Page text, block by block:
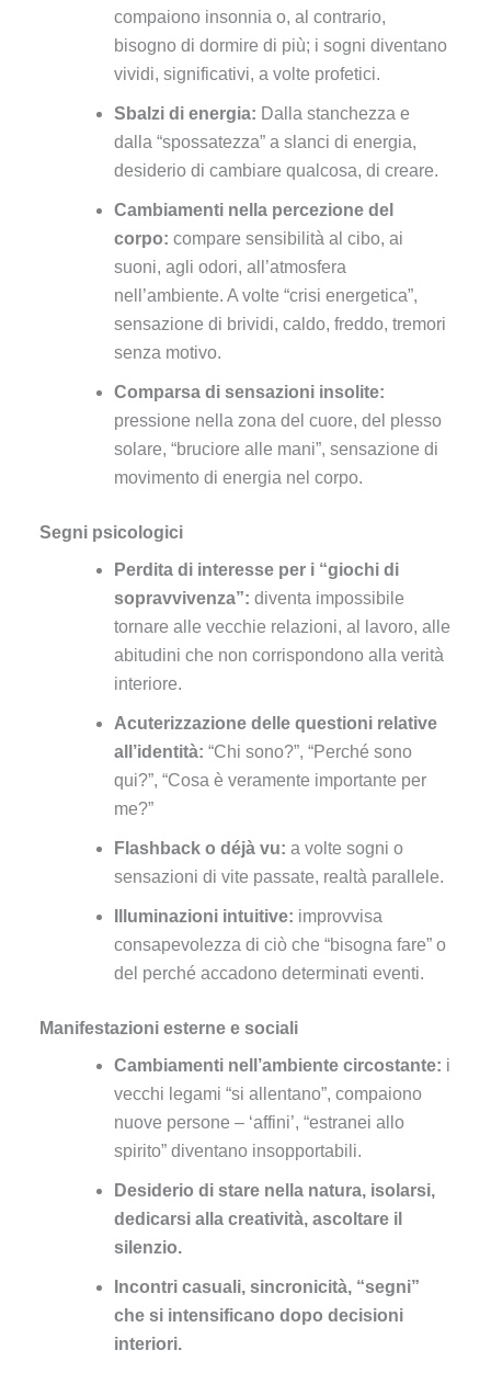
compaiono insonnia o, al contrario,
bisogno di dormire di più; i sogni diventano
vividi, significativi, a volte profetici.
Sbalzi di energia: Dalla stanchezza e
dalla “spossatezza” a slanci di energia,
desiderio di cambiare qualcosa, di creare.
Cambiamenti nella percezione del
corpo: compare sensibilità al cibo, ai
suoni, agli odori, all’atmosfera
nell’ambiente. A volte “crisi energetica”,
sensazione di brividi, caldo, freddo, tremori
senza motivo.
Comparsa di sensazioni insolite:
pressione nella zona del cuore, del plesso
solare, “bruciore alle mani”, sensazione di
movimento di energia nel corpo.
Segni psicologici
Perdita di interesse per i “giochi di
sopravvivenza”: diventa impossibile
tornare alle vecchie relazioni, al lavoro, alle
abitudini che non corrispondono alla verità
interiore.
Acuterizzazione delle questioni relative
all’identità: “Chi sono?”, “Perché sono
qui?”, “Cosa è veramente importante per
me?”
Flashback o déjà vu: a volte sogni o
sensazioni di vite passate, realtà parallele.
Illuminazioni intuitive: improvvisa
consapevolezza di ciò che “bisogna fare” o
del perché accadono determinati eventi.
Manifestazioni esterne e sociali
Cambiamenti nell’ambiente circostante: i
vecchi legami “si allentano”, compaiono
nuove persone – ‘affini’, “estranei allo
spirito” diventano insopportabili.
Desiderio di stare nella natura, isolarsi,
dedicarsi alla creatività, ascoltare il
silenzio.
Incontri casuali, sincronicità, “segni”
che si intensificano dopo decisioni
interiori.